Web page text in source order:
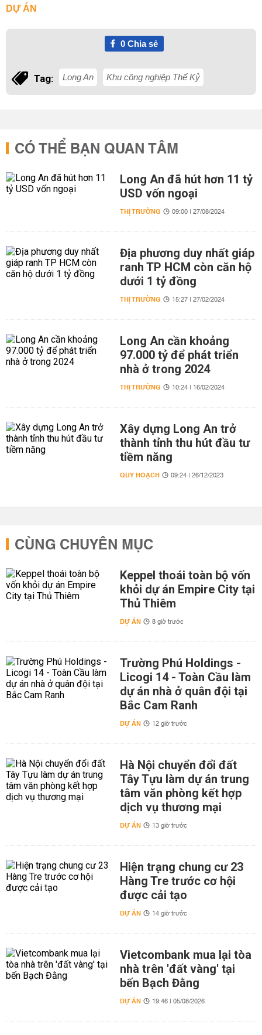
DỰ ÁN
0Chia sẻ
Tag: Long An Khu công nghiệp Thế Kỷ
CÓ THỂ BẠN QUAN TÂM
Long An đã hút hơn 11 tỷ
USD vốn ngoại
THỊ TRƯỜNG 09:00 | 27/08/2024
Địa phương duy nhất giáp
ranh TP HCM còn căn hộ
dưới 1 tỷ đồng
THỊ TRƯỜNG 15:27 | 27/02/2024
Long An cần khoảng
97.000 tỷ để phát triển
nhà ở trong 2024
THỊ TRƯỜNG 10:24 | 16/02/2024
Xây dựng Long An trở
thành tỉnh thu hút đầu tư
tiềm năng
QUY HOẠCH 09:24 | 26/12/2023
CÙNG CHUYÊN MỤC
Keppel thoái toàn bộ vốn
khỏi dự án Empire City tại
Thủ Thiêm
DỰ ÁN 8 giờ trước
Trường Phú Holdings -
Licogi 14 - Toàn Cầu làm
dự án nhà ở quân đội tại
Bắc Cam Ranh
DỰ ÁN 12 giờ trước
Hà Nội chuyển đổi đất
Tây Tựu làm dự án trung
tâm văn phòng kết hợp
dịch vụ thương mại
DỰ ÁN 13 giờ trước
Hiện trạng chung cư 23
Hàng Tre trước cơ hội
được cải tạo
DỰ ÁN 14 giờ trước
Vietcombank mua lại tòa
nhà trên 'đất vàng' tại
bến Bạch Đằng
DỰ ÁN 19:46 | 05/08/2026